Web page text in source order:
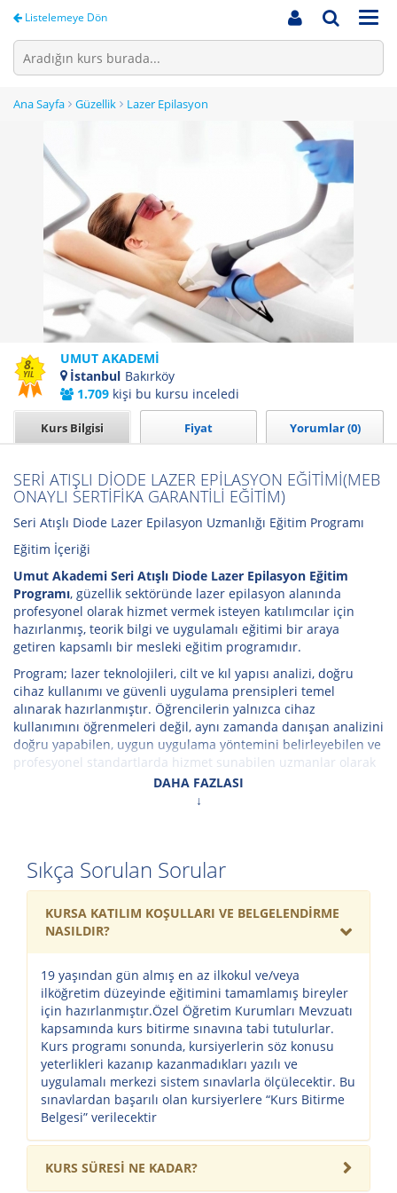
Listelemeye Dön
Ana Sayfa Güzellik Lazer Epilasyon
8.
YIL
UMUT AKADEMİ
İstanbul Bakırköy
1.709 kişi bu kursu inceledi
Kurs Bilgisi Fiyat Yorumlar (0)
SERİ ATIŞLI DİODE LAZER EPİLASYON EĞİTİMİ(MEB
ONAYLI SERTİFİKA GARANTİLİ EĞİTİM)
Seri Atışlı Diode Lazer Epilasyon Uzmanlığı Eğitim Programı
Eğitim İçeriği
Umut Akademi Seri Atışlı Diode Lazer Epilasyon Eğitim
Programı, güzellik sektöründe lazer epilasyon alanında
profesyonel olarak hizmet vermek isteyen katılımcılar için
hazırlanmış, teorik bilgi ve uygulamalı eğitimi bir araya
getiren kapsamlı bir mesleki eğitim programıdır.
Program; lazer teknolojileri, cilt ve kıl yapısı analizi, doğru
cihaz kullanımı ve güvenli uygulama prensipleri temel
alınarak hazırlanmıştır. Öğrencilerin yalnızca cihaz
kullanımını öğrenmeleri değil, aynı zamanda danışan analizini
doğru yapabilen, uygun uygulama yöntemini belirleyebilen ve
profesyonel standartlarda hizmet sunabilen uzmanlar olarak
yetişmeleri hedeflenmektedir.
Eğitim süreci, uygulamalı çalışmalara geçmeden önce teorik
uygulama güvenliği hakkında kapsamlı bilgi edinerek
profesyonel uygulamalara hazırlanır.
Teorik Eğitim Konuları
Lazer epilasyon uygulamalarının doğru ve güvenli şekilde
gerçekleştirilmesi için gerekli temel bilgiler aktarılır.
Cilt yapısı ve cilt tipleri
Kıl anatomisi ve kıl büyüme döngüsü
Lazer epilasyonun temel prensipleri
Lazer teknolojileri hakkında genel bilgiler
Diode lazer sistemlerinin çalışma mantığı
Seri atışlı diode lazer cihazlarının özellikleri
Lazer ışığının cilt ve kıl üzerindeki etkileri
Cilt ve kıl rengine göre uygulama planlaması
DAHA FAZLASI
Sıkça Sorulan Sorular
KURSA KATILIM KOŞULLARI VE BELGELENDİRME
NASILDIR?
19 yaşından gün almış en az ilkokul ve/veya
ilköğretim düzeyinde eğitimini tamamlamış bireyler
için hazırlanmıştır.Özel Öğretim Kurumları Mevzuatı
kapsamında kurs bitirme sınavına tabi tutulurlar.
Kurs programı sonunda, kursiyerlerin söz konusu
yeterlikleri kazanıp kazanmadıkları yazılı ve
uygulamalı merkezi sistem sınavlarla ölçülecektir. Bu
sınavlardan başarılı olan kursiyerlere “Kurs Bitirme
Belgesi” verilecektir
KURS SÜRESİ NE KADAR?